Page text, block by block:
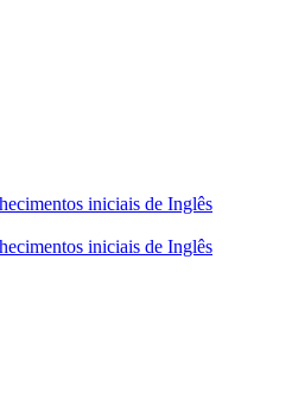
iniciais de Inglês
iniciais de Inglês